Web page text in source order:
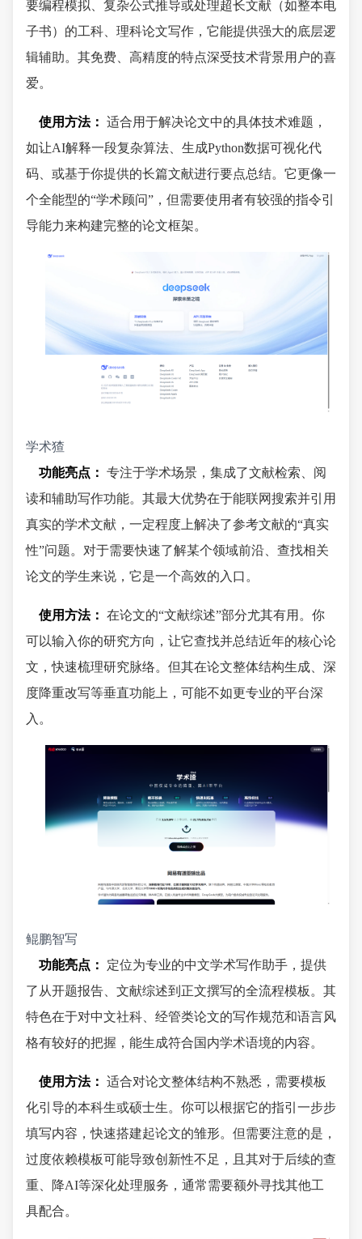
要编程模拟、复杂公式推导或处理超长文献（如整本电
子书）的工科、理科论文写作，它能提供强大的底层逻
辑辅助。其免费、高精度的特点深受技术背景用户的喜
爱。
使用方法： 适合用于解决论文中的具体技术难题，
如让AI解释一段复杂算法、生成Python数据可视化代
码、或基于你提供的长篇文献进行要点总结。它更像一
个全能型的“学术顾问”，但需要使用者有较强的指令引
导能力来构建完整的论文框架。
学术猹
功能亮点： 专注于学术场景，集成了文献检索、阅
读和辅助写作功能。其最大优势在于能联网搜索并引用
真实的学术文献，一定程度上解决了参考文献的“真实
性”问题。对于需要快速了解某个领域前沿、查找相关
论文的学生来说，它是一个高效的入口。
使用方法： 在论文的“文献综述”部分尤其有用。你
可以输入你的研究方向，让它查找并总结近年的核心论
文，快速梳理研究脉络。但其在论文整体结构生成、深
度降重改写等垂直功能上，可能不如更专业的平台深
入。
鲲鹏智写
功能亮点：
定位为专业的中文学术写作助手，提供
了从开题报告、文献综述到正文撰写的全流程模板。其
特色在于对中文社科、经管类论文的写作规范和语言风
格有较好的把握，能生成符合国内学术语境的内容。
使用方法： 适合对论文整体结构不熟悉，需要模板
化引导的本科生或硕士生。你可以根据它的指引一步步
填写内容，快速搭建起论文的雏形。但需要注意的是，
过度依赖模板可能导致创新性不足，且其对于后续的查
重、降AI等深化处理服务，通常需要额外寻找其他工
具配合。